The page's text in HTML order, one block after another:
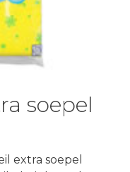
soepel
extra soepel